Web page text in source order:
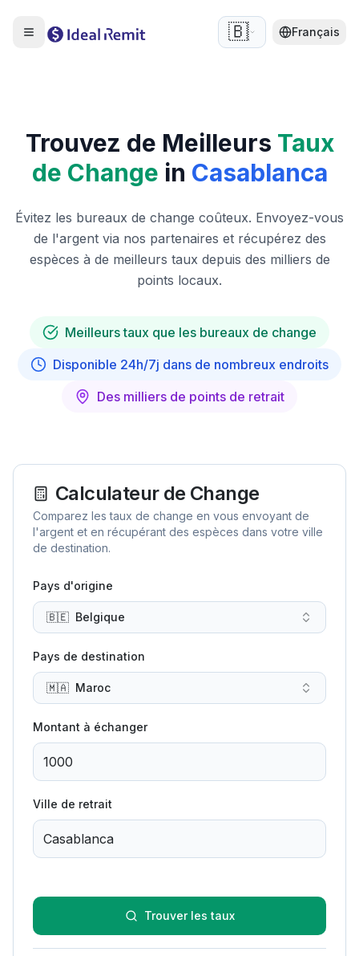
🇧🇪 Français
Trouvez de Meilleurs Taux
de Change in Casablanca
Évitez les bureaux de change coûteux. Envoyez-vous
de l'argent via nos partenaires et récupérez des
espèces à de meilleurs taux depuis des milliers de
points locaux.
Meilleurs taux que les bureaux de change
Disponible 24h/7j dans de nombreux endroits
Des milliers de points de retrait
Calculateur de Change
Comparez les taux de change en vous envoyant de
l'argent et en récupérant des espèces dans votre ville
de destination.
Pays d'origine
🇧🇪 Belgique
Pays de destination
🇲🇦 Maroc
Montant à échanger
Ville de retrait
Trouver les taux